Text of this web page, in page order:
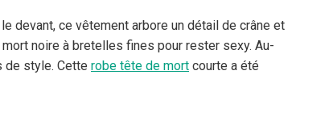
devant, ce vêtement arbore un détail de crâne et
noire à bretelles fines pour rester sexy. Au-
de style. Cette robe tête de mort courte a été